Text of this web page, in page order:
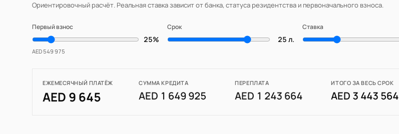
Ориентировочный расчёт. Реальная ставка зависит от банка, статуса резидентства и первоначального взноса.
Первый взнос
25%
AED 549 975
Срок
25 л.
Ставка
ЕЖЕМЕСЯЧНЫЙ ПЛАТЁЖ
AED 9 645
СУММА КРЕДИТА
AED 1 649 925
ПЕРЕПЛАТА
AED 1 243 664
ИТОГО ЗА ВЕСЬ СРОК
AED 3 443 564